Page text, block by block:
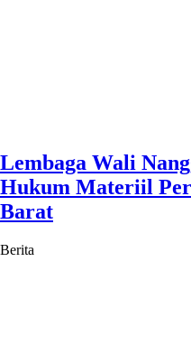
Lembaga Wali
Hukum Materiil
Barat
Berita